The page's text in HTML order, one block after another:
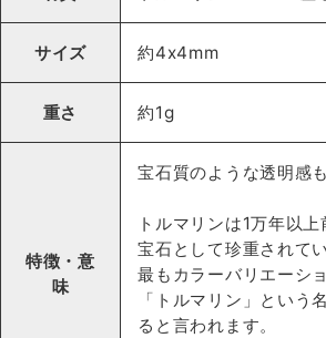
サイズ 約4x4mm
重さ 約1g
特徴・意
味
宝石質のような透明感
トルマリンは1万年以
宝石として珍重されてい
最もカラーバリエーシ
「トルマリン」とい
ると言われます。